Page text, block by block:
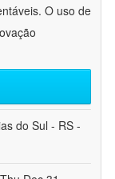
O uso de
do Sul - RS -